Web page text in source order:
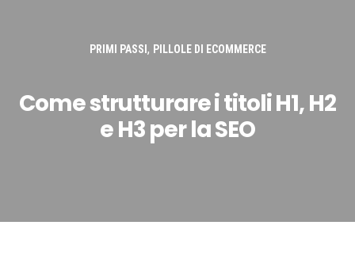
PRIMI PASSI , PILLOLE DI ECOMMERCE
Come strutturare i titoli H1, H2
e H3 per la SEO